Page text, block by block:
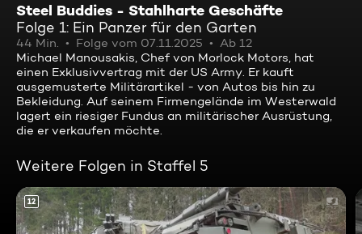
Steel Buddies - Stahlharte Geschäfte
Folge 1: Ein Panzer für den Garten
44 Min. Folge vom 07.11.2025
Ab 12
Michael Manousakis, Chef von Morlock Motors, hat
einen Exklusivvertrag mit der US Army. Er kauft
ausgemusterte Militärartikel - von Autos bis hin zu
Bekleidung. Auf seinem Firmengelände im Westerwald
lagert ein riesiger Fundus an militärischer Ausrüstung,
die er verkaufen möchte.
Weitere Folgen in Staffel 5
12